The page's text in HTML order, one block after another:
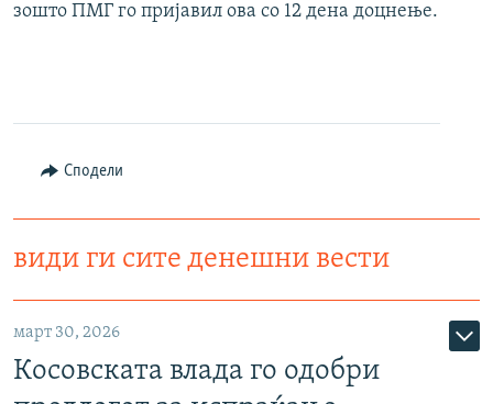
зошто ПМГ го пријавил ова со 12 дена доцнење.
Сподели
види ги сите денешни вести
март 30, 2026
Косовската влада го одобри